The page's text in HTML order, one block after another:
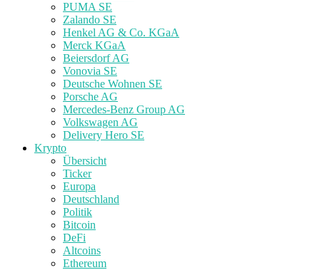
PUMA SE
Zalando SE
Henkel AG & Co. KGaA
Merck KGaA
Beiersdorf AG
Vonovia SE
Deutsche Wohnen SE
Porsche AG
Mercedes-Benz Group AG
Volkswagen AG
Delivery Hero SE
Krypto
Übersicht
Ticker
Europa
Deutschland
Politik
Bitcoin
DeFi
Altcoins
Ethereum